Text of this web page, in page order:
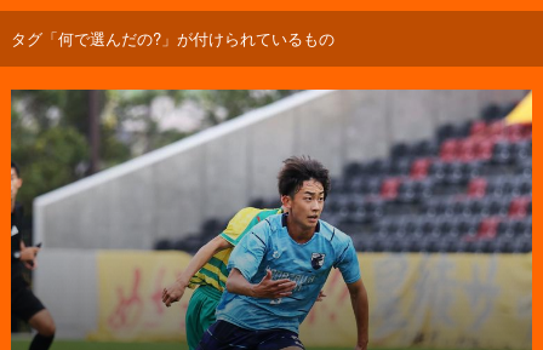
タグ「何で選んだの?」が付けられているもの